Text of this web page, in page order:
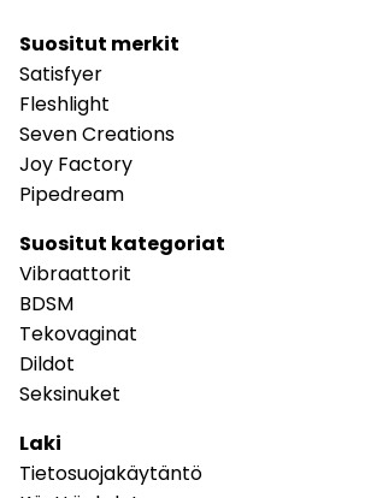
Suositut merkit
Satisfyer
Fleshlight
Seven Creations
Joy Factory
Pipedream
Suositut kategoriat
Vibraattorit
BDSM
Tekovaginat
Dildot
Seksinuket
Laki
Tietosuojakäytäntö